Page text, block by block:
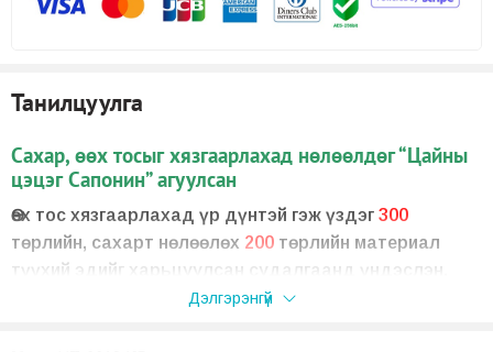
Танилцуулга
Сахар, өөх тосыг хязгаарлахад нөлөөлдөг “Цайны
цэцэг Сапонин” агуулсан
Өөх тос хязгаарлахад үр дүнтэй гэж үздэг 300
төрлийн, сахарт нөлөөлөх 200 төрлийн материал
түүхий эдийг харьцуулсан судалгаанд үндэслэн,
хамгийн үр дүнтэй нь тогтоогдсон найрлага бол
Дэлгэрэнгүй